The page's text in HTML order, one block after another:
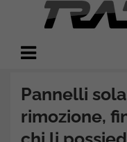
Trading.it
Pannelli
rimozione,